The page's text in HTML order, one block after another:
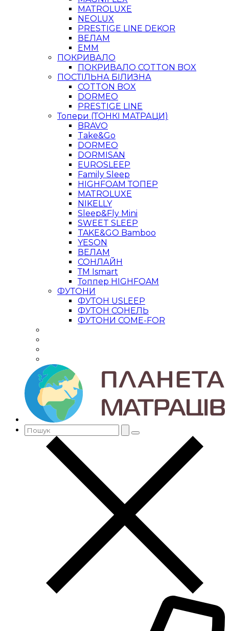
MATROLUXE
NEOLUX
PRESTIGE LINE DEKOR
ВЕЛАМ
ЕММ
ПОКРИВАЛО
ПОКРИВАЛО COTTON BOX
ПОСТІЛЬНА БІЛИЗНА
COTTON BOX
DORMEO
PRESTIGE LINE
Топери (ТОНКІ МАТРАЦИ)
BRAVO
Take&Go
DORMEO
DORMISAN
EUROSLEEP
Family Sleep
HIGHFOAM ТОПЕР
MATROLUXE
NIKELLY
Sleep&Fly Mini
SWEET SLEEP
TAKE&GO Bamboo
YESON
ВЕЛАМ
СОНЛАЙН
ТМ Ismart
Топпер HIGHFOAM
ФУТОНИ
ФУТОН USLEEP
ФУТОН СОНЕЛЬ
ФУТОНИ COME-FOR